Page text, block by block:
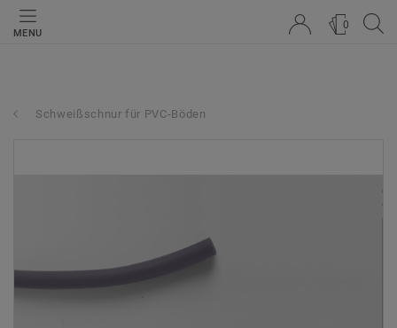
MENU
0
Schweißschnur für PVC-Böden